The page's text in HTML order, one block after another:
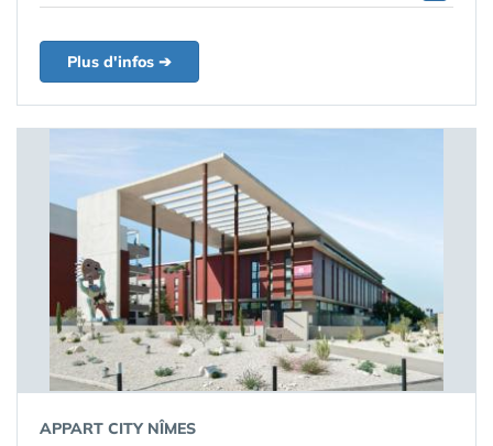
Plus d'infos ➔
APPART CITY NÎMES